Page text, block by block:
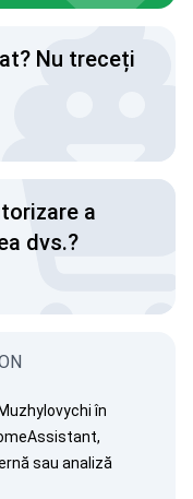
Nu treceți
a
dvs.?
în
sau analiză